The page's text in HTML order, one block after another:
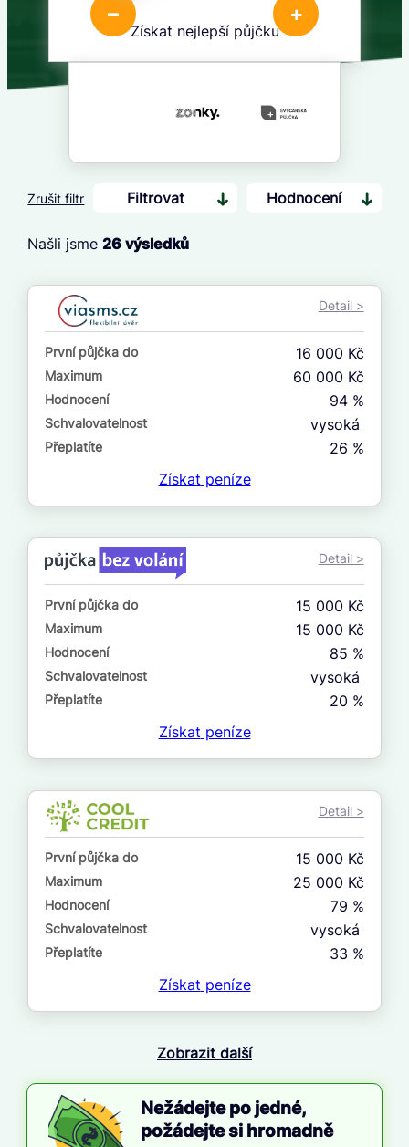
– +
Získat nejlepší půjčku
Zrušit filtr Filtrovat Hodnocení
Od
Do
První půjčka zdarma
–
ano
Ve zkušebce
ano
ne
V exekuci
ano
ne
V hotovosti
ano
ne
Našli jsme26 výsledků
Detail >
První půjčka do 16 000 Kč
Maximum 60 000 Kč
Hodnocení 94 %
Schvalovatelnost vysoká
Přeplatíte
26 %
Získat peníze
Detail >
První půjčka do 15 000 Kč
Maximum 15 000 Kč
Hodnocení 85 %
Schvalovatelnost vysoká
Přeplatíte
20 %
Získat peníze
Detail >
První půjčka do 15 000 Kč
Maximum 25 000 Kč
Hodnocení 79 %
Schvalovatelnost vysoká
Přeplatíte
33 %
Získat peníze
Zobrazit další
Nežádejte po jedné,
požádejte si hromadně